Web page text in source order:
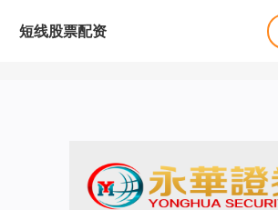
短线股票配资